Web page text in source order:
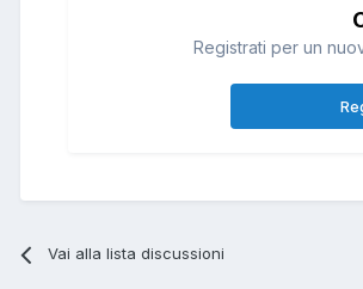
Registrati per un
Vai alla lista discussioni